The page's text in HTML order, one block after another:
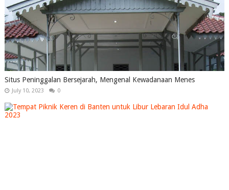
Situs Peninggalan Bersejarah, Mengenal Kewadanaan Menes
July 10, 2023 0